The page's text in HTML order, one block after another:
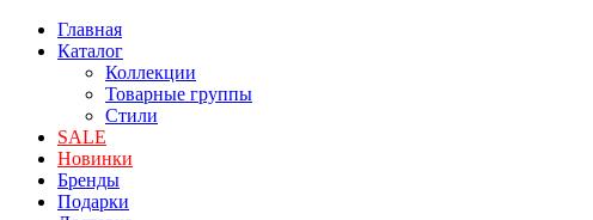
Главная
Каталог
Коллекции
Товарные группы
Стили
SALE
Новинки
Бренды
Подарки